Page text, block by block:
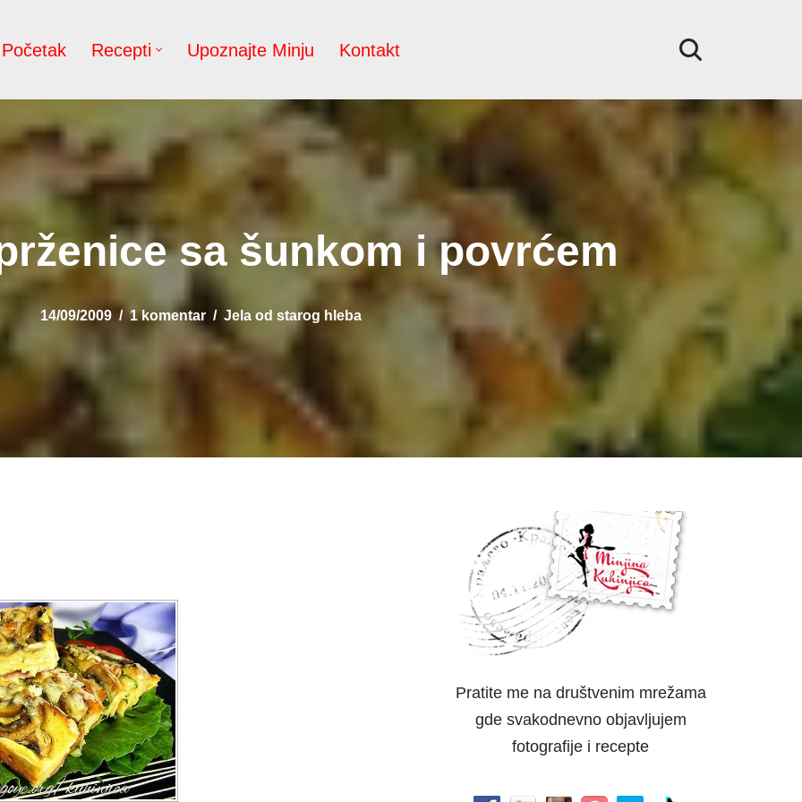
Početak Recepti Upoznajte Minju Kontakt
sa šunkom i povrćem
14/09/2009 1 komentar Jela od starog hleba
Pratite me na društvenim mrežama
gde svakodnevno objavljujem
fotografije i recepte